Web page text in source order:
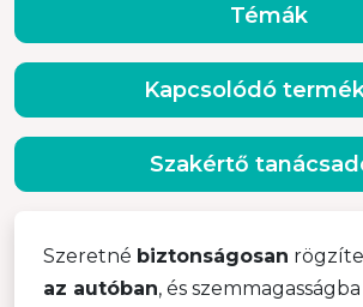
Szeretné biztonságosan
az autóban, és
Témák
Kapcsolódó
Szakértő